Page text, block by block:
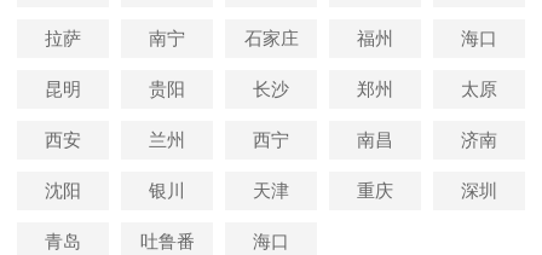
拉萨 南宁 石家庄 福州 海口
昆明 贵阳 长沙 郑州 太原
西安 兰州 西宁 南昌 济南
沈阳 银川 天津 重庆 深圳
青岛 吐鲁番 海口